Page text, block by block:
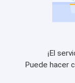
¡El
Puede hacer